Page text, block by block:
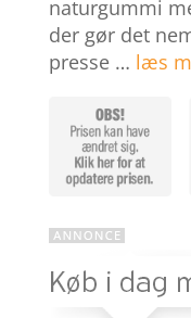
naturgummi
der gør det
presse … læs